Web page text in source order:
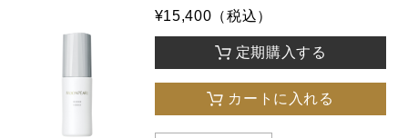
¥15,400（税込）
定期購入する
カートに入れる